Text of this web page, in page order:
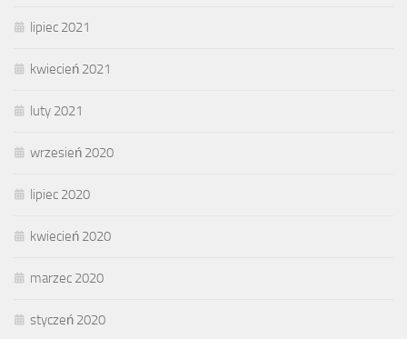
lipiec 2021
kwiecień 2021
luty 2021
wrzesień 2020
lipiec 2020
kwiecień 2020
marzec 2020
styczeń 2020